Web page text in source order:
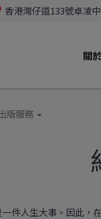
香港灣仔道133號卓凌
關
版服務
件人生大事。因此